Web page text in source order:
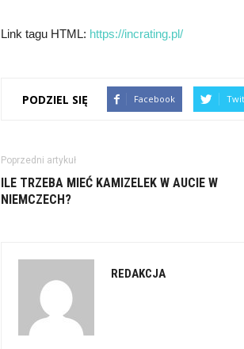
Link tagu HTML: https://incrating.pl/
PODZIEL SIĘ Facebook
Poprzedni artykuł
ILE TRZEBA MIEĆ KAMIZELEK W AUCIE W
NIEMCZECH?
REDAKCJA